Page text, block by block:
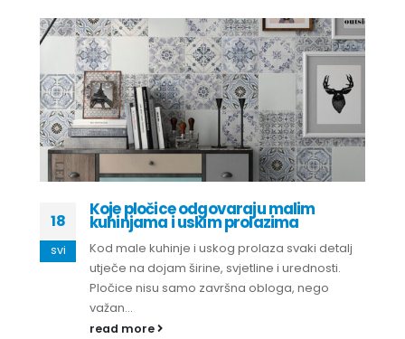
18
svi
Koje pločice odgovaraju malim
kuhinjama i uskim prolazima
Kod male kuhinje i uskog prolaza svaki detalj
utječe na dojam širine, svjetline i urednosti.
Pločice nisu samo završna obloga, nego
važan...
read more